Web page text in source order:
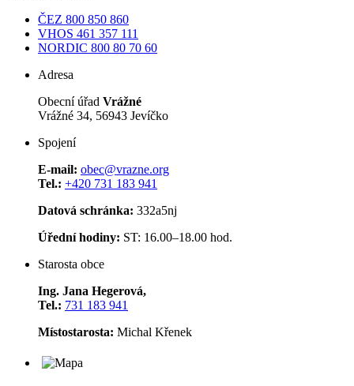
ČEZ 800 850 860
VHOS 461 357 111
NORDIC 800 80 70 60
Adresa
Obecní úřad Vrážné
Vrážné 34, 56943 Jevíčko
Spojení
E-mail: obec@vrazne.org
Tel.: +420 731 183 941
Datová schránka: 332a5nj
Úřední hodiny: ST: 16.00–18.00 hod.
Starosta obce
Ing. Jana Hegerová,
Tel.: 731 183 941
Místostarosta: Michal Křenek